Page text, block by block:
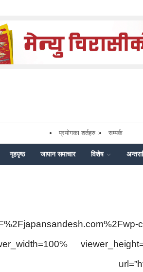
प्रयोगका शर्तहरु : सम्पर्क
गृहपृष्ठ जापान समाचार विशेष